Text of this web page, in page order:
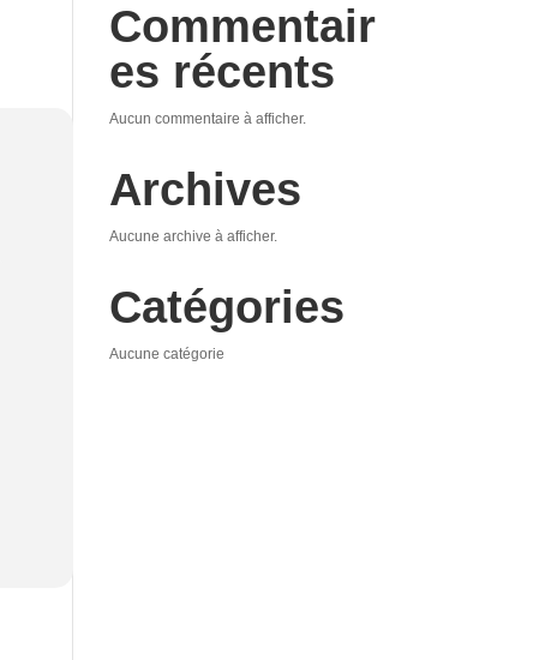
Commentair
es récents
Aucun commentaire à afficher.
Archives
Aucune archive à afficher.
Catégories
Aucune catégorie